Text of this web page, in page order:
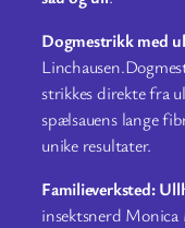
Dogmestrikk med
strikkes direkte fra
spælsauens lange
unike resultater.
Familieverksted:
insektsnerd Monica